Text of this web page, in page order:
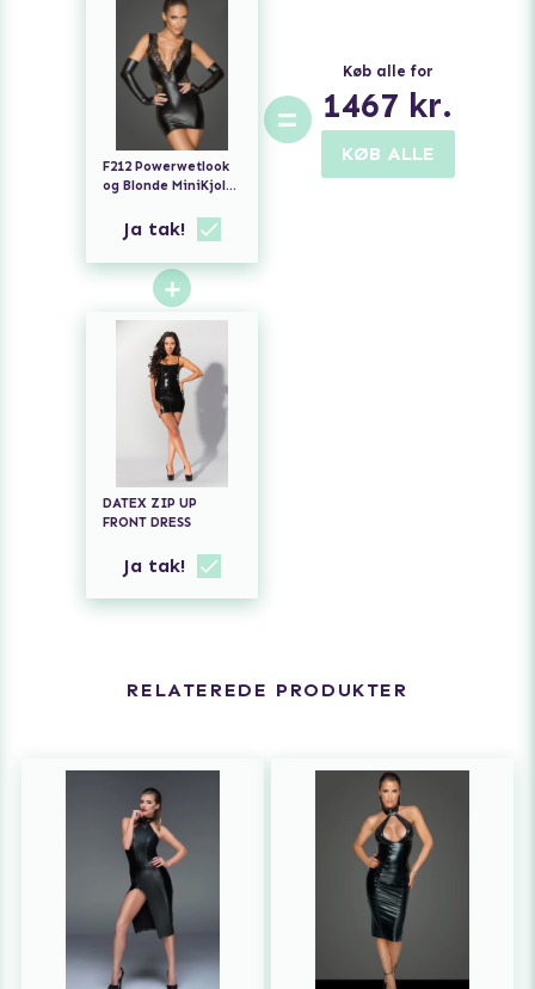
F212 Powerwetlook
og Blonde MiniKjole
Ja tak!
+
DATEX ZIP UP
FRONT DRESS
Ja tak!
=
Køb alle for
1467 kr.
KØB ALLE
RELATEREDE PRODUKTER